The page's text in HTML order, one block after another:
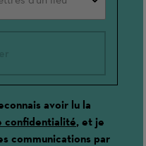
avoir lu la
confidentialité, et je
communications par